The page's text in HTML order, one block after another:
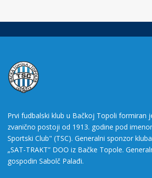
Prvi fudbalski klub u Bačkoj Topoli formiran
zvanično postoji od 1913. godine pod
Sportski Club" (TSC). Generalni sponzor
„SAT-TRAKT” DOO iz Bačke Topole.
gospodin Sabolč Palađi.